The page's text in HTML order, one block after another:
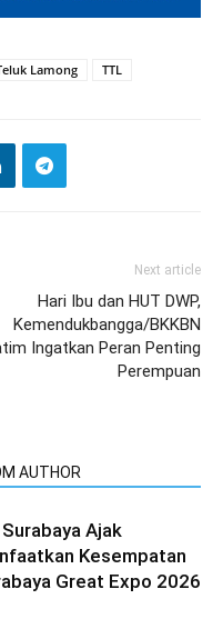
Lamong TTL
Next article
Hari Ibu dan HUT DWP,
Kemendukbangga/BKKBN
Ingatkan Peran Penting
Perempuan
AUTHOR
Ajak
Kesempatan
Great Expo 2026